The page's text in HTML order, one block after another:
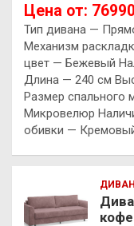
Цена от:
Тип дивана —
Механизм
цвет — Бежевый
Длина — 240 см
Размер спального
Микровелюр
обивки —